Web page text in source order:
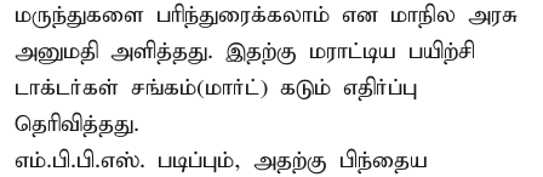
மருந்துகளை பரிந்துரைக்கலாம் என மாநில அரசு
அனுமதி அளித்தது. இதற்கு மராட்டிய பயிற்சி
டாக்டர்கள் சங்கம்(மார்ட்) கடும் எதிர்ப்பு
தெரிவித்தது.
எம்.பி.பி.எஸ். படிப்பும், அதற்கு பிந்தைய